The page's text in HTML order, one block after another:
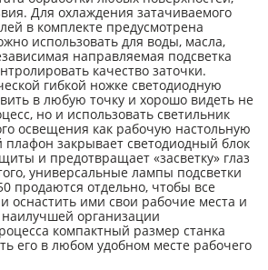
Для охлаждения затачиваемого
в комплекте предусмотрена
использовать для воды, масла,
направляемая подсветка
качество заточки.
гибкой ножке светодиодную
в любую точку и хорошо видеть не
но и использовать светильник
освещения как рабочую настольную
закрывает светодиодный блок
и предотвращает «засветку» глаз
универсальные лампы подсветки
продаются отдельно, чтобы все
оснастить ими свои рабочие места и
организации
компактный размер станка
его в любом удобном месте рабочего